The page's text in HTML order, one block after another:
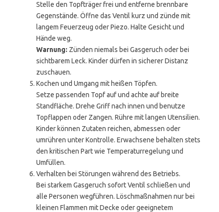
Stelle den Topfträger frei und entferne brennbare
Gegenstände. Öffne das Ventil kurz und zünde mit
langem Feuerzeug oder Piezo. Halte Gesicht und
Hände weg.
Warnung: Zünden niemals bei Gasgeruch oder bei
sichtbarem Leck. Kinder dürfen in sicherer Distanz
zuschauen.
Kochen und Umgang mit heißen Töpfen.
Setze passenden Topf auf und achte auf breite
Standfläche. Drehe Griff nach innen und benutze
Topflappen oder Zangen. Rühre mit langen Utensilien.
Kinder können Zutaten reichen, abmessen oder
umrühren unter Kontrolle. Erwachsene behalten stets
den kritischen Part wie Temperaturregelung und
Umfüllen.
Verhalten bei Störungen während des Betriebs.
Bei starkem Gasgeruch sofort Ventil schließen und
alle Personen wegführen. Löschmaßnahmen nur bei
kleinen Flammen mit Decke oder geeignetem